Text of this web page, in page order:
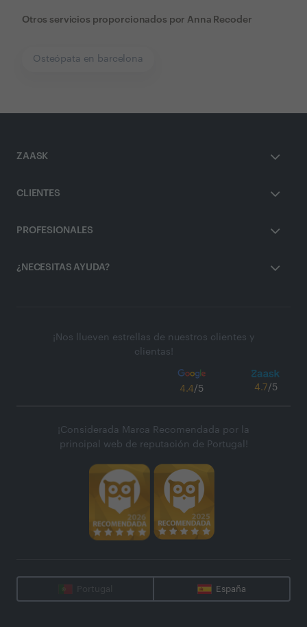
Otros servicios proporcionados por Anna Recoder
Osteópata en barcelona
ZAASK
CLIENTES
PROFESIONALES
¿NECESITAS AYUDA?
¡Nos llueven estrellas de nuestros clientes y
clientas!
4.4/5 4.7/5
¡Considerada Marca Recomendada por la
principal web de reputación de Portugal!
Portugal España